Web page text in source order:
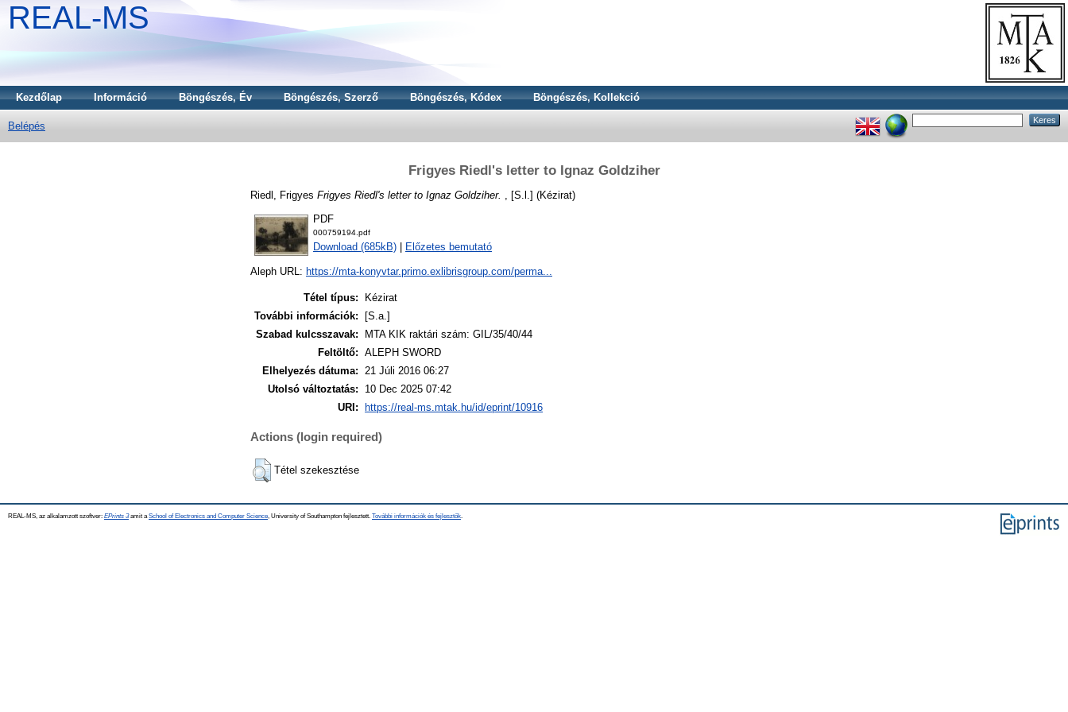
REAL-MS
Kezdőlap Információ Böngészés, Év Böngészés, Szerző Böngészés, Kódex Böngészés, Kollekció
Belépés
Frigyes Riedl's letter to Ignaz Goldziher
Riedl, Frigyes Frigyes Riedl's letter to Ignaz Goldziher. , [S.l.] (Kézirat)
PDF
000759194.pdf
Download (685kB) Előzetes bemutató
Aleph URL: https://mta-konyvtar.primo.exlibrisgroup.com/perma...
Tétel típus:
Kézirat
További információk:
[S.a.]
Szabad kulcsszavak:
MTA KIK raktári szám: GIL/35/40/44
Feltöltő: ALEPH SWORD
Elhelyezés dátuma: 21 Júli 2016 06:27
Utolsó változtatás:
10 Dec 2025 07:42
URI:
https://real-ms.mtak.hu/id/eprint/10916
Actions (login required)
Tétel szekesztése
REAL-MS, az alkalamzott szoftver: EPrints 3amit a School of Electronics and Computer Science , University of Southampton fejlesztett. További információk és fejlesztők